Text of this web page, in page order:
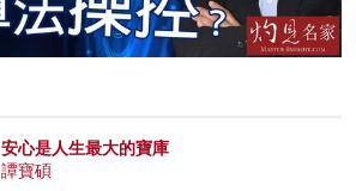
安心是人生最大的寶庫
譚寶碩